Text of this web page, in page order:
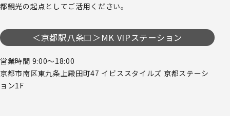
都観光の起点としてご活用ください。
＜京都駅八条口＞MK VIPステーション
営業時間 9:00～18:00
京都市南区東九条上殿田町47 イビススタイルズ 京都ステーシ
ョン1F